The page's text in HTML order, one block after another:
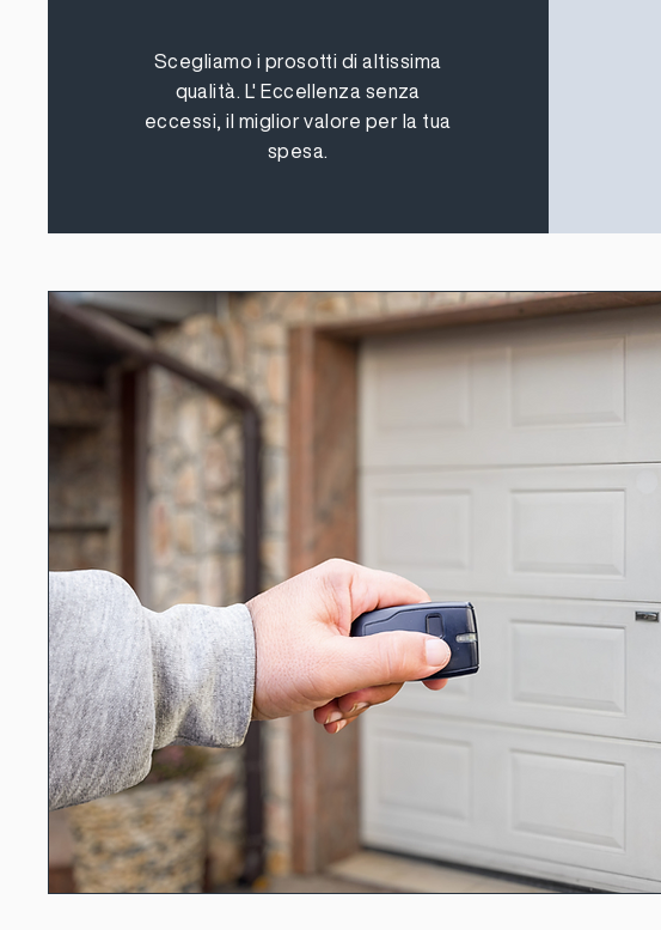
Scegliamo i prosotti di altissima
qualità. L' Eccellenza senza
eccessi, il miglior valore per la tua
spesa.